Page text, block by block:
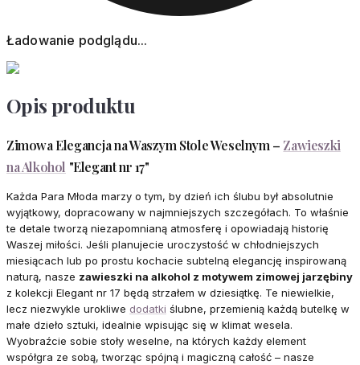
Ładowanie podglądu...
Opis produktu
Zimowa Elegancja na Waszym Stole Weselnym – Zawieszki
na Alkohol "Elegant nr 17"
Każda Para Młoda marzy o tym, by dzień ich ślubu był absolutnie
wyjątkowy, dopracowany w najmniejszych szczegółach. To właśnie
te detale tworzą niezapomnianą atmosferę i opowiadają historię
Waszej miłości. Jeśli planujecie uroczystość w chłodniejszych
miesiącach lub po prostu kochacie subtelną elegancję inspirowaną
naturą, nasze zawieszki na alkohol z motywem zimowej jarzębiny
z kolekcji Elegant nr 17 będą strzałem w dziesiątkę. Te niewielkie,
lecz niezwykle urokliwe dodatki ślubne, przemienią każdą butelkę w
małe dzieło sztuki, idealnie wpisując się w klimat wesela.
Wyobraźcie sobie stoły weselne, na których każdy element
współgra ze sobą, tworząc spójną i magiczną całość – nasze